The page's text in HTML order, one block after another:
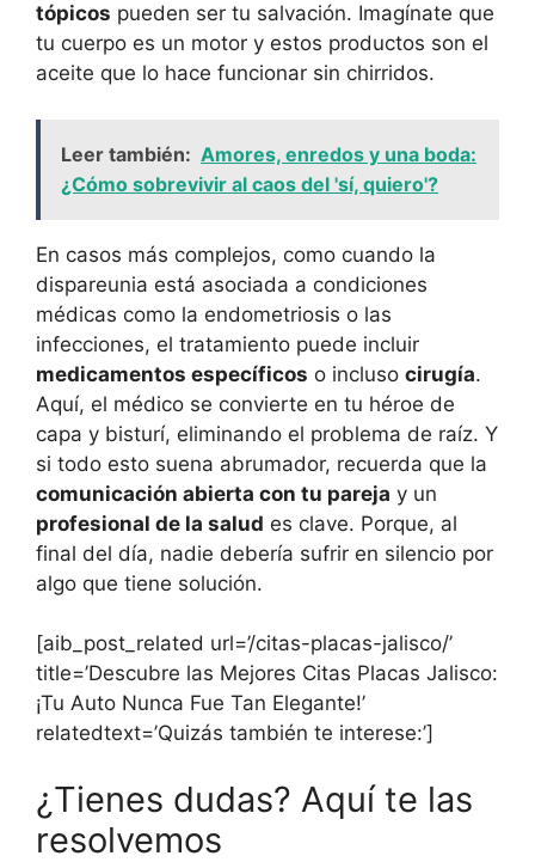
tópicos pueden ser tu salvación. Imagínate que
tu cuerpo es un motor y estos productos son el
aceite que lo hace funcionar sin chirridos.
Leer también: Amores, enredos y una boda:
¿Cómo sobrevivir al caos del 'sí, quiero'?
En casos más complejos, como cuando la
dispareunia está asociada a condiciones
médicas como la endometriosis o las
infecciones, el tratamiento puede incluir
medicamentos específicos o incluso cirugía.
Aquí, el médico se convierte en tu héroe de
capa y bisturí, eliminando el problema de raíz. Y
si todo esto suena abrumador, recuerda que la
comunicación abierta con tu pareja y un
profesional de la salud es clave. Porque, al
final del día, nadie debería sufrir en silencio por
algo que tiene solución.
[aib_post_related url=’/citas-placas-jalisco/’
title=’Descubre las Mejores Citas Placas Jalisco:
¡Tu Auto Nunca Fue Tan Elegante!’
relatedtext=’Quizás también te interese:’]
¿Tienes dudas? Aquí te las
resolvemos